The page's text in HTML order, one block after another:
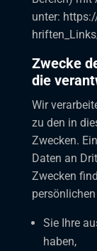
unter:
Zwecke
die
Wir
zu den in
Zwecken.
Daten an
Zwecken
Sie Ihre
haben,